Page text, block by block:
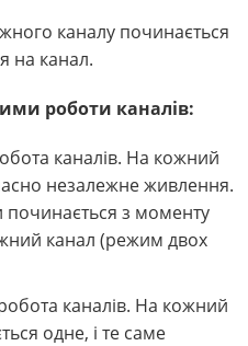
каналу починається
на канал.
роботи каналів:
каналів. На кожний
незалежне живлення.
починається з моменту
канал (режим двох
каналів. На кожний
одне, і те саме